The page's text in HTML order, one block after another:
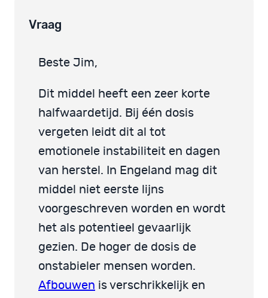
Vraag
Beste Jim,
Dit middel heeft een zeer korte
halfwaardetijd. Bij één dosis
vergeten leidt dit al tot
emotionele instabiliteit en dagen
van herstel. In Engeland mag dit
middel niet eerste lijns
voorgeschreven worden en wordt
het als potentieel gevaarlijk
gezien. De hoger de dosis de
onstabieler mensen worden.
Afbouwen is verschrikkelijk en